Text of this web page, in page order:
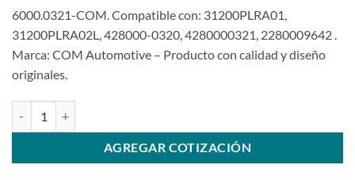
6000.0321-COM. Compatible con: 31200PLRA01,
31200PLRA02L, 428000-0320, 4280000321, 2280009642 .
Marca: COM Automotive – Producto con calidad y diseño
originales.
AGREGAR COTIZACIÓN